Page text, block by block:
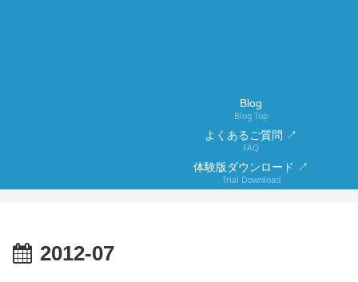
Blog
Blog Top
よくあるご質問 ↗
FAQ
体験版ダウンロード ↗
Trial Download
2012-07